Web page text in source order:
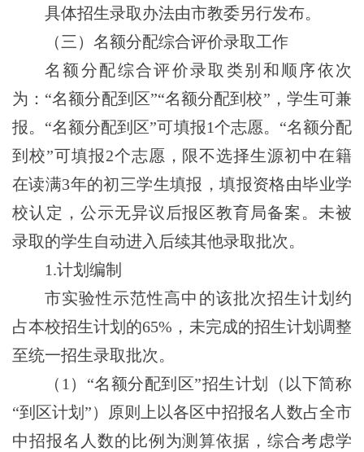
具体招生录取办法由市教委另行发布。
（三）名额分配综合评价录取工作
名额分配综合评价录取类别和顺序依次
为：“名额分配到区”“名额分配到校”， 学生可兼
报。 “名额分配到区”可填报1个志愿。“名额分配
到校”可填报2个志愿， 限不选择生源初中在籍
在读满3年的初三学生填报，填报资格由毕业学
校认定，公示无异议后报区教育局备案。未被
录取的学生自动进入后续其他录取批次。
1.计划编制
市实验性示范性高中的该批次招生计划约
占本校招生计划的65% ， 未完成的招生计划调整
至统一招生录取批次。
（1）“名额分配到区”招生计划（以下简称
“到区计划”）原则上以各区中招报名人数占全市
中招报名人数的比例为测算依据，综合考虑学